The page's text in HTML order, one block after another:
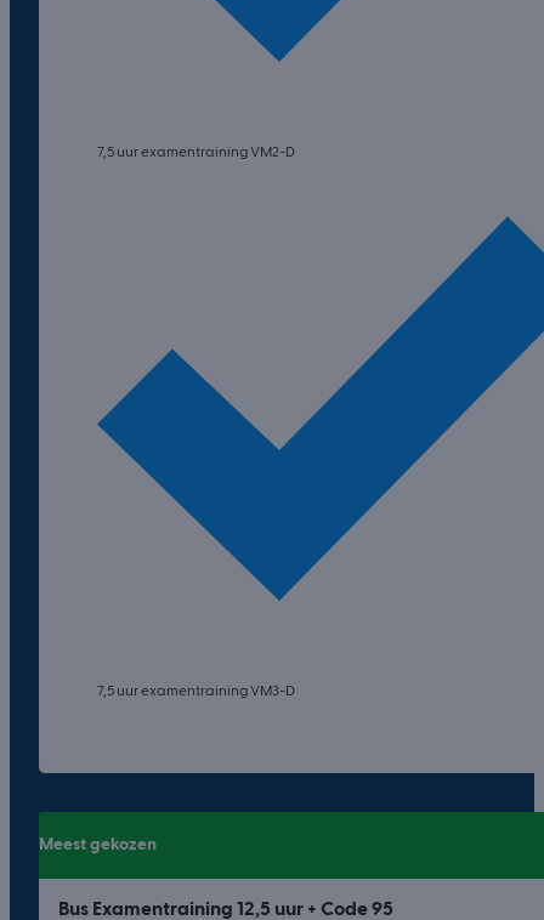
7,5 uur examentraining VM2-D
7,5 uur examentraining VM3-D
Meest gekozen
Bus Examentraining 12,5 uur + Code 95